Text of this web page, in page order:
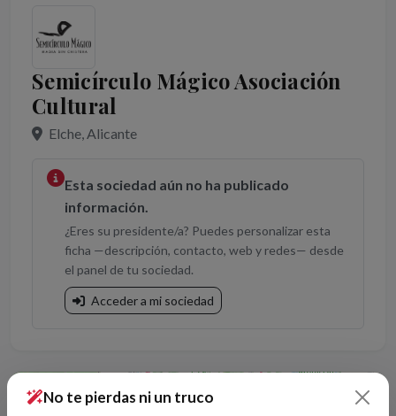
Semicírculo Mágico Asociación
Cultural
Elche, Alicante
Esta sociedad aún no ha publicado
información.
¿Eres su presidente/a? Puedes personalizar esta
ficha —descripción, contacto, web y redes— desde
el panel de tu sociedad.
Acceder a mi sociedad
+No te pierdas ni un truco